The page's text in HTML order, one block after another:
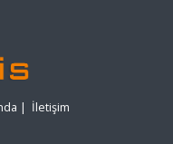
| İletişim